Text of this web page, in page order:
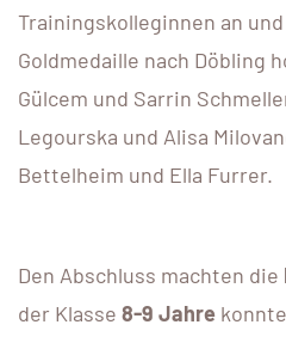
Trainingskolleginnen an
Goldmedaille nach Döbling
Gülcem und Sarrin
Legourska und Alisa
Bettelheim und Ella Furrer.
Den Abschluss machten die
der Klasse 8-9 Jahre